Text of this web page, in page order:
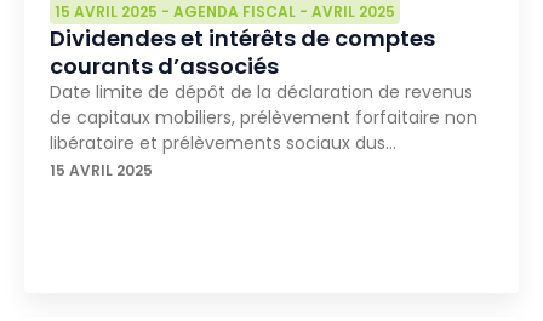
15 AVRIL 2025 - AGENDA FISCAL - AVRIL 2025
Dividendes et intérêts de comptes
courants d’associés
Date limite de dépôt de la déclaration de revenus
de capitaux mobiliers, prélèvement forfaitaire non
libératoire et prélèvements sociaux dus…
15 AVRIL 2025